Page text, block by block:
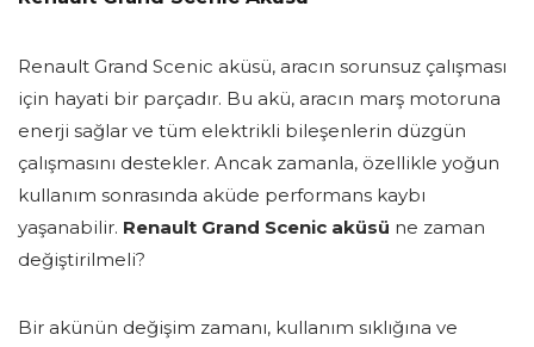
Renault Grand Scenic aküsü, aracın sorunsuz çalışması
için hayati bir parçadır. Bu akü, aracın marş motoruna
enerji sağlar ve tüm elektrikli bileşenlerin düzgün
çalışmasını destekler. Ancak zamanla, özellikle yoğun
kullanım sonrasında aküde performans kaybı
yaşanabilir. Renault Grand Scenic aküsü ne zaman
değiştirilmeli?
Bir akünün değişim zamanı, kullanım sıklığına ve